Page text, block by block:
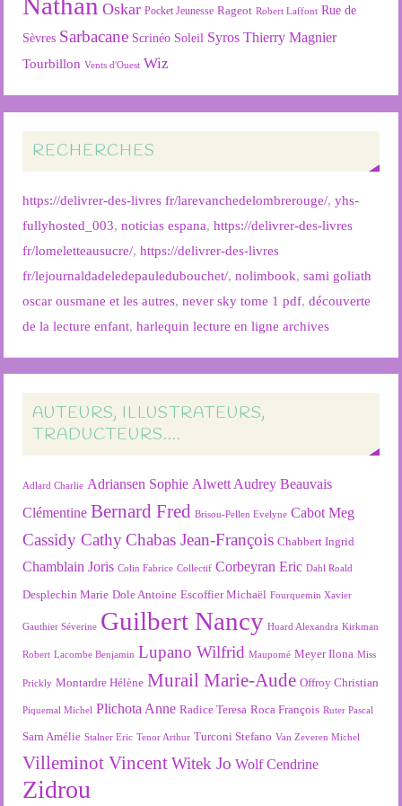
Oskar Pocket Jeunesse Rageot Robert Laffont Rue de
Sèvres Sarbacane Scrinéo Soleil Syros Thierry Magnier
Tourbillon Vents d'Ouest Wiz
RECHERCHES
https://delivrer-des-livres fr/larevanchedelombrerouge/,yhs-
fullyhosted_003,noticias espana,https://delivrer-des-livres
fr/lomeletteausucre/,https://delivrer-des-livres
fr/lejournaldadeledepauledubouchet/,nolimbook,sami goliath
oscar ousmane et les autres,never sky tome 1 pdf,découverte
de la lecture enfant,harlequin lecture en ligne archives
AUTEURS, ILLUSTRATEURS,
TRADUCTEURS….
Adlard Charlie Adriansen Sophie Alwett Audrey Beauvais
Clémentine Bernard Fred Brisou-Pellen Evelyne Cabot Meg
Cassidy Cathy Chabas Jean-François Chabbert Ingrid
Chamblain Joris Colin Fabrice Collectif Corbeyran Eric Dahl Roald
Desplechin Marie Dole Antoine Escoffier Michaël Fourquemin Xavier
Gauthier Séverine Guilbert Nancy Huard Alexandra Kirkman
Robert Lacombe Benjamin Lupano Wilfrid Maupomé Meyer Ilona Miss
Prickly Montardre Hélène Murail Marie-Aude Offroy Christian
Piquemal Michel Plichota Anne Radice Teresa Roca François Ruter Pascal
Sarn Amélie Stalner Eric Tenor Arthur Turconi Stefano Van Zeveren Michel
Villeminot Vincent Witek Jo Wolf Cendrine
Zidrou